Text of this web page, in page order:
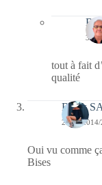
30/
tout à fait
qualité
Black
29/12/2014/
Oui vu comme
Bises